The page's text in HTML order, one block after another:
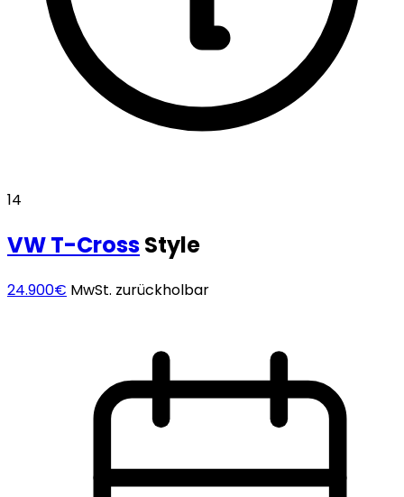
14
VWT-CrossStyle
24.900€ MwSt. zurückholbar